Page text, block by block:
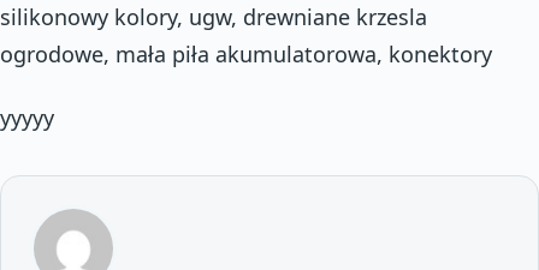
silikonowy kolory, ugw, drewniane krzesla
ogrodowe, mała piła akumulatorowa, konektory
yyyyy